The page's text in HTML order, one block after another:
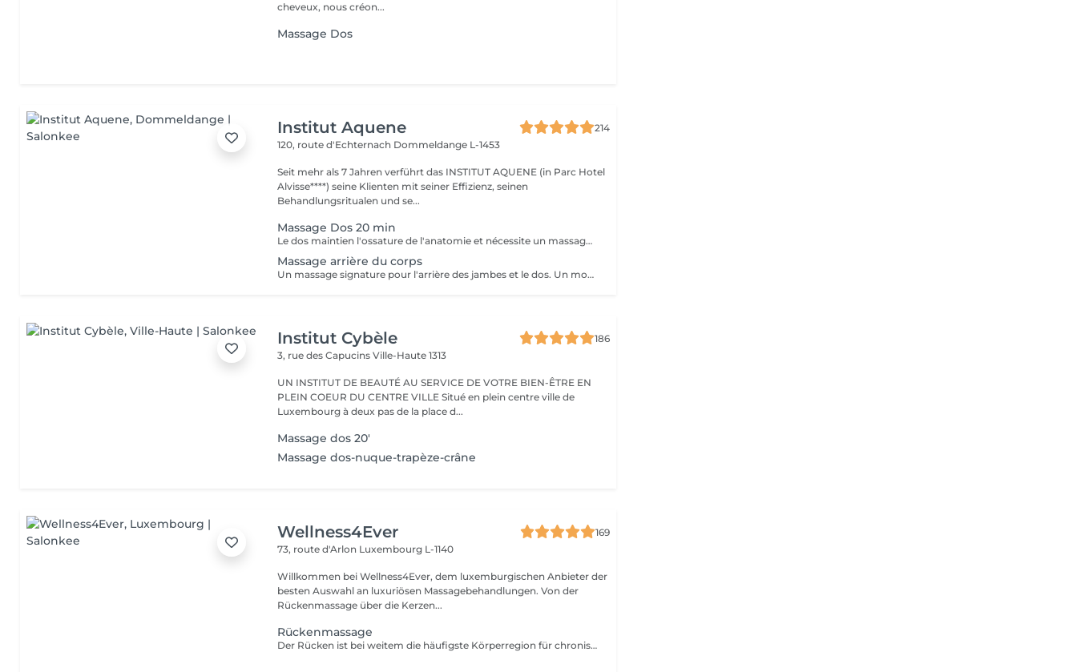
cheveux, nous créon...
Massage Dos
Institut Aquene
214
120, route d'Echternach Dommeldange L-1453
Seit mehr als 7 Jahren verführt das INSTITUT AQUENE (in Parc Hotel
Alvisse****) seine Klienten mit seiner Effizienz, seinen
Behandlungsritualen und se...
Massage Dos 20 min
Le dos maintien l'ossature de l'anatomie et nécessite un massage régulier pour retrouver sa vigueur. Notre massage est doux mais suffisamment profond pour qu'il se relâche et que vous soyez totalement détendu.
Massage arrière du corps
Un massage signature pour l'arrière des jambes et le dos. Un moment de lâcher prise assuré.
Institut Cybèle
186
3, rue des CapucinsVille-Haute 1313
UN INSTITUT DE BEAUTÉ AU SERVICE DE VOTRE BIEN-ÊTRE EN
PLEIN COEUR DU CENTRE VILLE Situé en plein centre ville de
Luxembourg à deux pas de la place d...
Massage dos 20'
Massage dos-nuque-trapèze-crâne
Wellness4Ever
169
73, route d'Arlon Luxembourg L-1140
Willkommen bei Wellness4Ever, dem luxemburgischen Anbieter der
besten Auswahl an luxuriösen Massagebehandlungen. Von der
Rückenmassage über die Kerzen...
Rückenmassage
Der Rücken ist bei weitem die häufigste Körperregion für chronische Schmerzen. Unsere beliebte Rückenmassage lässt den Schmerz schmelzen und ermöglicht es Ihnen, sich zu entspannen und vom körperlichen Stress zu erholen.